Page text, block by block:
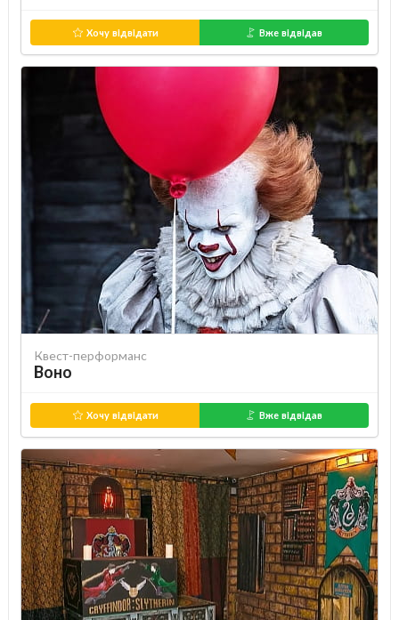
Хочу відвідати Вже відвідав
Квест-перформанс
Воно
Хочу відвідати Вже відвідав